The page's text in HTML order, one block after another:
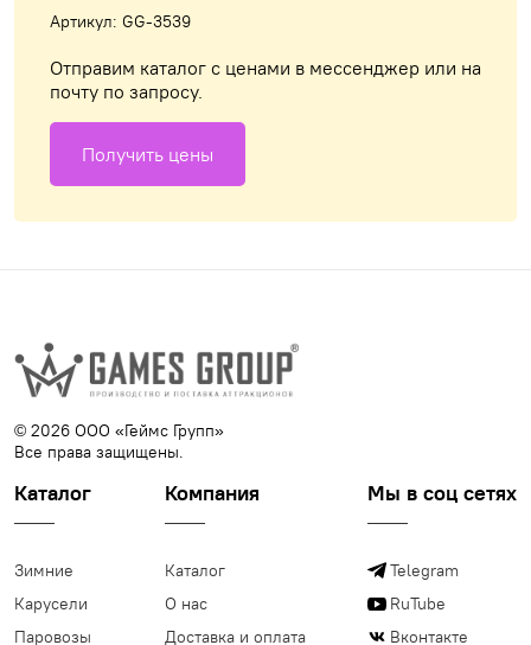
Артикул: GG-3539
Отправим каталог с ценами в мессенджер или на
почту по запросу.
Получить цены
© 2026 ООО «Геймс Групп»
Все права защищены.
Каталог
Зимние
Карусели
Паровозы
Компания
Каталог
О нас
Доставка и оплата
Мы в соц сетях
Telegram
RuTube
Вконтакте